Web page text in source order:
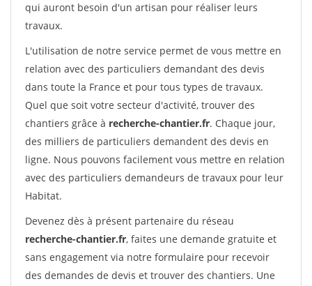
qui auront besoin d'un artisan pour réaliser leurs
travaux.
L'utilisation de notre service permet de vous mettre en
relation avec des particuliers demandant des devis
dans toute la France et pour tous types de travaux.
Quel que soit votre secteur d'activité, trouver des
chantiers grâce à recherche-chantier.fr. Chaque jour,
des milliers de particuliers demandent des devis en
ligne. Nous pouvons facilement vous mettre en relation
avec des particuliers demandeurs de travaux pour leur
Habitat.
Devenez dès à présent partenaire du réseau
recherche-chantier.fr, faites une demande gratuite et
sans engagement via notre formulaire pour recevoir
des demandes de devis et trouver des chantiers. Une